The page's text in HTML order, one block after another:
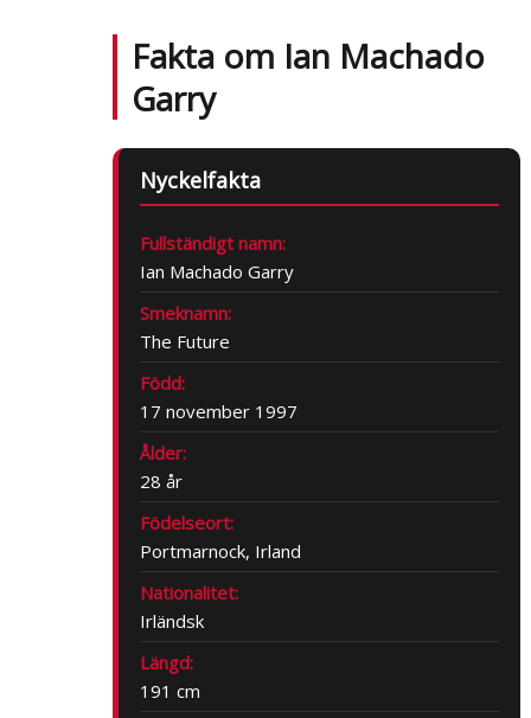
Fakta om Ian Machado
Garry
Nyckelfakta
Fullständigt namn:
Ian Machado Garry
Smeknamn:
The Future
Född:
17 november 1997
Ålder:
28 år
Födelseort:
Portmarnock, Irland
Nationalitet:
Irländsk
Längd:
191 cm